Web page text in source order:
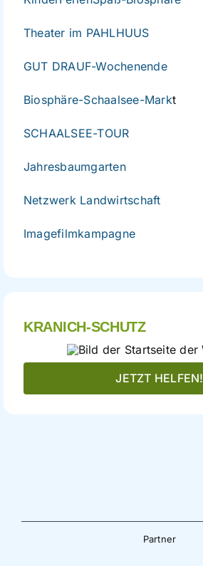
Theater im PAHLHUUS
GUT DRAUF-Wochenende
Biosphäre-Schaalsee-Markt
SCHAALSEE-TOUR
Jahresbaumgarten
Netzwerk Landwirtschaft
Imagefilmkampagne
KRANICH-SCHUTZ
JETZT HELFEN!
Partner